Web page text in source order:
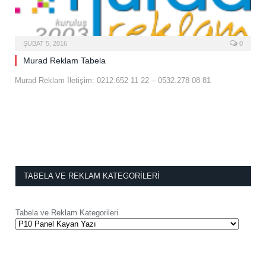
ŞUBAT 5, 2016 0
Murad Reklam Tabela
Murad Reklam İletişim: 0212.652 11 22 – 0532.278 08 81
TABELA VE REKLAM KATEGORILERI
Tabela ve Reklam Kategorileri